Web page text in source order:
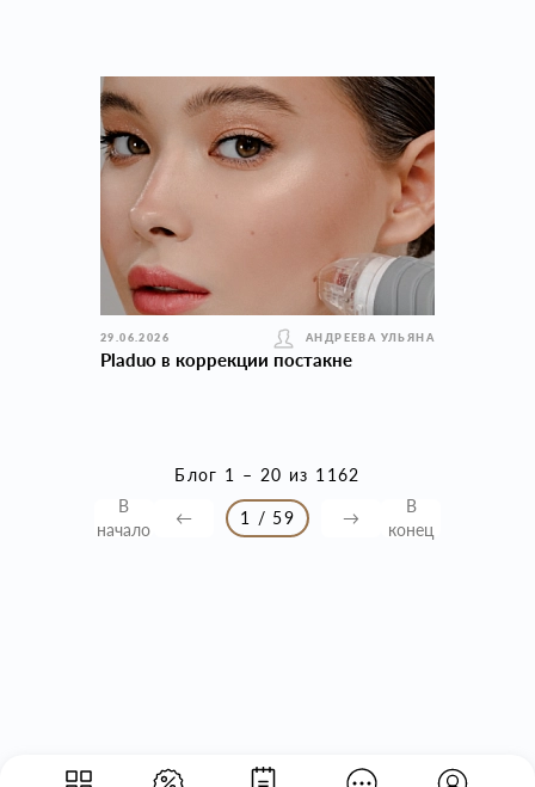
29.06.2026 АНДРЕЕВА УЛЬЯНА
Pladuo в коррекции постакне
Блог 1 – 20 из 1162
В
начало
← 1 / 59 →
В
конец